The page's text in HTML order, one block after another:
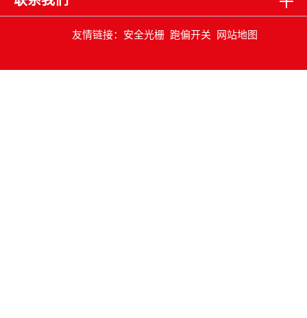
友情链接： 安全光栅 跑偏开关 网站地图